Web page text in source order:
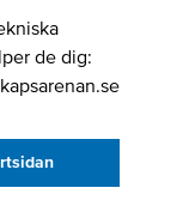
de dig: